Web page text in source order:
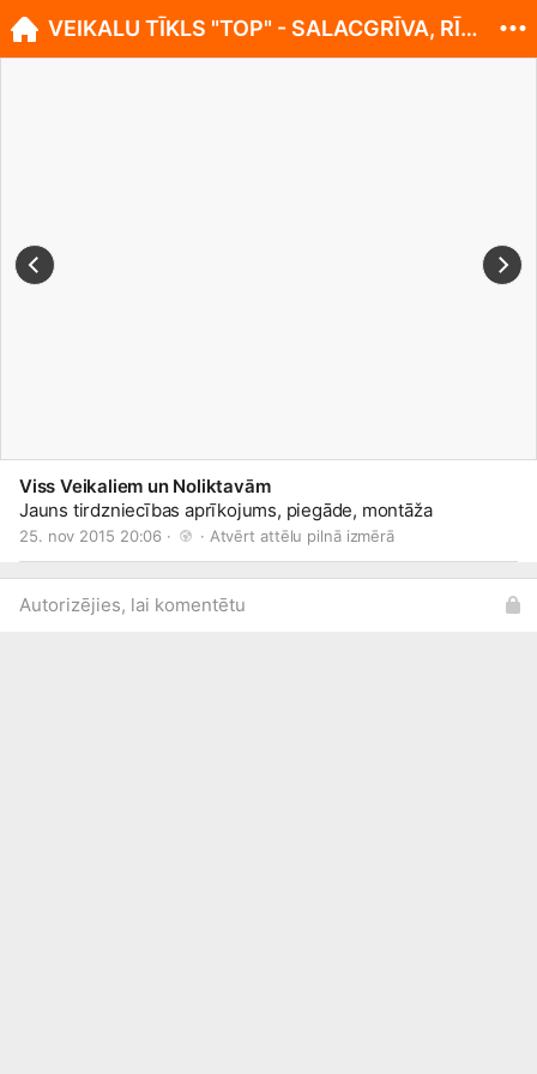
Viss Veikaliem un Noliktavām
Jauns tirdzniecības aprīkojums, piegāde, montāža
25. nov 2015 20:06 · · Atvērt attēlu pilnā izmērā
Autorizējies, lai komentētu
VEIKALU TĪKLS "TOP" - SALACGRĪVA, RĪGAS IELA 13.